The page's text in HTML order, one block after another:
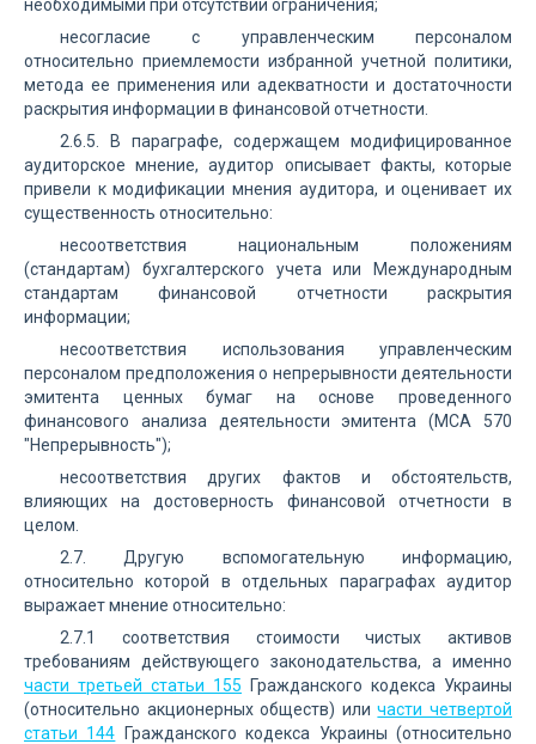
необходимыми при отсутствии ограничения;
несогласие с управленческим персоналом
относительно приемлемости избранной учетной политики,
метода ее применения или адекватности и достаточности
раскрытия информации в финансовой отчетности.
2.6.5. В параграфе, содержащем модифицированное
аудиторское мнение, аудитор описывает факты, которые
привели к модификации мнения аудитора, и оценивает их
существенность относительно:
несоответствия национальным положениям
(стандартам) бухгалтерского учета или Международным
стандартам финансовой отчетности раскрытия
информации;
несоответствия использования управленческим
персоналом предположения о непрерывности деятельности
эмитента ценных бумаг на основе проведенного
финансового анализа деятельности эмитента (МСА 570
"Непрерывность");
несоответствия других фактов и обстоятельств,
влияющих на достоверность финансовой отчетности в
целом.
2.7. Другую вспомогательную информацию,
относительно которой в отдельных параграфах аудитор
выражает мнение относительно:
2.7.1 соответствия стоимости чистых активов
требованиям действующего законодательства, а именно
части третьей статьи 155 Гражданского кодекса Украины
(относительно акционерных обществ) иличасти четвертой
статьи 144 Гражданского кодекса Украины (относительно